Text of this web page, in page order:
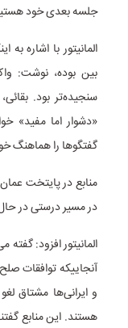
جلسه بعدی خود
المانیتور با اشاره
بین بوده، نوشت:
سنجیده‌تر بود.
«دشوار اما مفید»
گفتگوها را هماهنگ
منابع در پایتخت
در مسیر درستی در
المانیتور افزود:
آنجاییکه توافقات
و ایرانی‌ها مشتاق
هستند. این منابع